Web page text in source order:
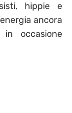
hippie e
ancora
in occasione